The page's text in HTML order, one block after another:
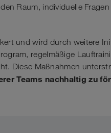
Raum, individuelle
und wird durch weitere
regelmäßige
Diese Maßnahmen
Teams nachhaltig zu